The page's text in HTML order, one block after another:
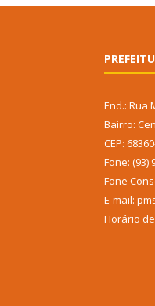
End.: Rua
Bairro:
CEP:
Fone: (93)
Fone
E-mail:
Horário